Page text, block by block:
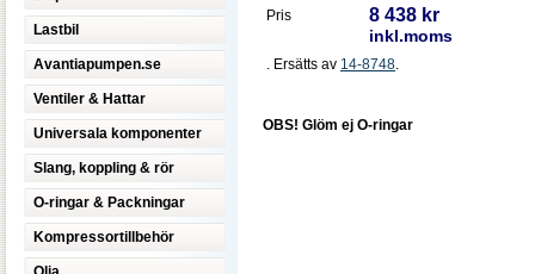
Lastbil
Avantiapumpen.se
Ventiler & Hattar
Universala komponenter
Slang, koppling & rör
O-ringar & Packningar
Kompressortillbehör
Pris 8 438 kr
inkl.moms
. Ersätts av 14-8748.
OBS! Glöm ej O-ringar